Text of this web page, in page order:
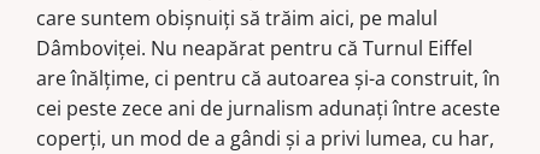
care suntem obișnuiți să trăim aici, pe malul
Dâmboviței. Nu neapărat pentru că Turnul Eiffel
are înălțime, ci pentru că autoarea și-a construit, în
cei peste zece ani de jurnalism adunați între aceste
coperți, un mod de a gândi și a privi lumea, cu har,